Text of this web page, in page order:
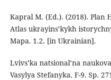
Kapral М. (Ed.). (2018). Plan
Atlas ukrayins’kykh
Mapa. 1.2. [in Ukrainian].
Lvivs’ka natsional’na
Vasylya Stefanyka. F-9. Sp.